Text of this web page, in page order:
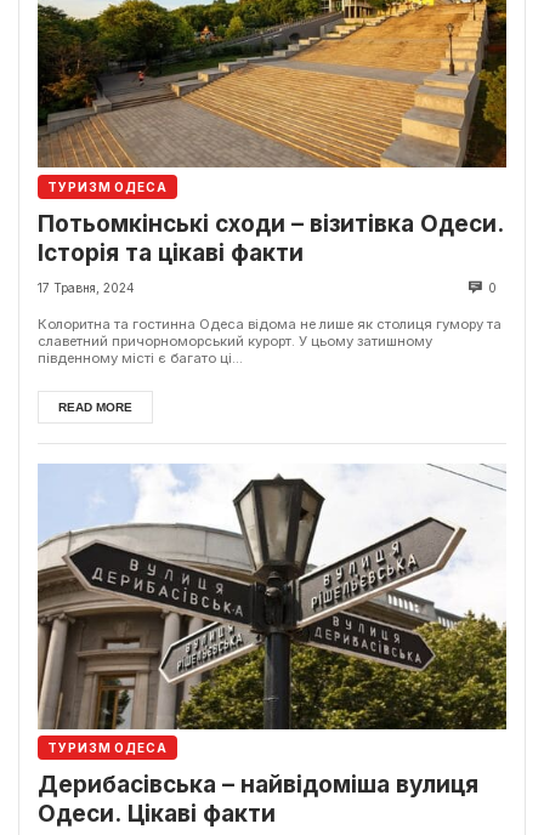
ТУРИЗМ ОДЕСА
Потьомкінські сходи – візитівка Одеси.
Історія та цікаві факти
17 Травня, 2024 0
Колоритна та гостинна Одеса відома не лише як столиця гумору та
славетний причорноморський курорт. У цьому затишному
південному місті є багато ці...
READ MORE
ТУРИЗМ ОДЕСА
Дерибасівська – найвідоміша вулиця
Одеси. Цікаві факти